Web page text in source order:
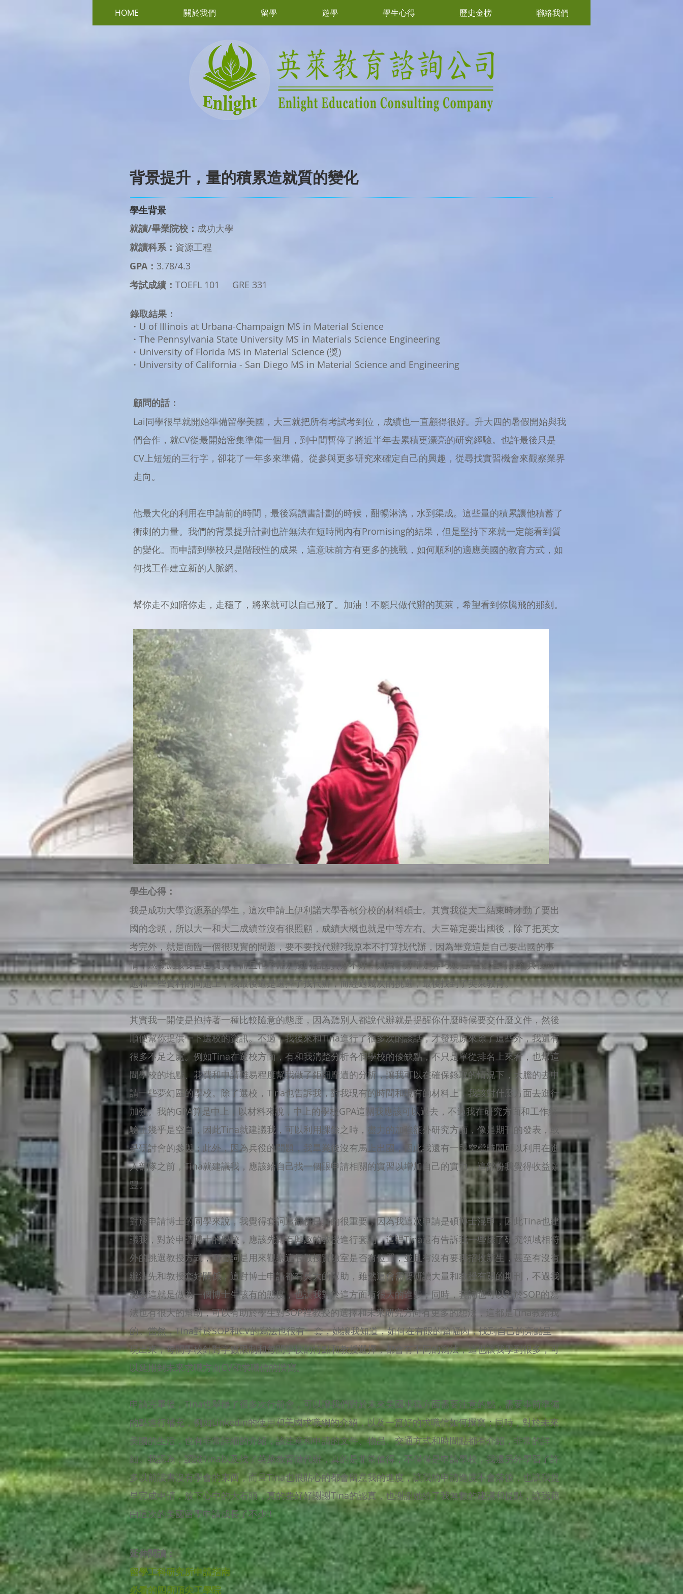
HOME 關於我們 留學 遊學 學生心得 歷史金榜 聯絡我們
背景提升，量的積累造就質的變化
學生背景
就讀/畢業院校： 成功大學
就讀科系： 資源工程
GPA： 3.78/4.3
考試成績： TOEFL 101 GRE 331
錄取結果：
・U of Illinois at Urbana-Champaign MS in Material Science
・The Pennsylvania State University MS in Materials Science Engineering
・University of Florida MS in Material Science (獎)
・University of California - San Diego MS in Material Science and Engineering
顧問的話：
Lai同學很早就開始準備留學美國，大三就把所有考試考到位，成績也一直顧得很好。升大四的暑假開始與我
們合作，就CV從最開始密集準備一個月，到中間暫停了將近半年去累積更漂亮的研究經驗。也許最後只是
CV上短短的三行字，卻花了一年多來準備。從參與更多研究來確定自己的興趣，從尋找實習機會來觀察業界
走向。
他最大化的利用在申請前的時間，最後寫讀書計劃的時候，酣暢淋漓，水到渠成。這些量的積累讓他積蓄了
衝刺的力量。我們的背景提升計劃也許無法在短時間內有Promising的結果，但是堅持下來就一定能看到質
的變化。而申請到學校只是階段性的成果，這意味前方有更多的挑戰，如何順利的適應美國的教育方式，如
何找工作建立新的人脈網。
幫你走不如陪你走，走穩了，將來就可以自己飛了。加油！不願只做代辦的英萊，希望看到你騰飛的那刻。
學生心得：
我是成功大學資源系的學生，這次申請上伊利諾大學香檳分校的材料碩士。其實我從大二結束時才動了要出
國的念頭，所以大一和大二成績並沒有很照顧，成績大概也就是中等左右。大三確定要出國後，除了把英文
考完外，就是面臨一個很現實的問題，要不要找代辦?我原本不打算找代辦，因為畢竟這是自己要出國的事
情，感覺應該要自己負責，而且也不確定找的話品質好不好，如果不好不是弄巧成拙?但是在考慮到兵役問
題和一些資料的問題上，我最後還是選擇了找代辦，而經過幾次的挑選，最後找到了英萊教育。
其實我一開使是抱持著一種比較隨意的態度，因為聽別人都說代辦就是提醒你什麼時候要交什麼文件，然後
順便幫你提供一下選校的資訊。不過，我後來和Tina進行了很多次的談話，才發現原來除了這些外，我還有
很多不足之處。例如Tina在選校方面，有和我清楚分析各個學校的優缺點，不只是單從排名上來看，也幫這
間學校的地點、花費和申請難易程度幫我做了鉅細靡遺的分析，讓我可以在確保錄取的情況下，大膽的去申
請一些夢幻區的學校。除了選校，Tina也告訴我，對我現有的時間和現有的材料上，我該對什麼方面去進行
加強。我的GPA算是中上，以材料來說，中上的學校GPA這關我應該可以過去，不過我在研究方面和工作經
驗上幾乎是空白，因此Tina就建議我，可以利用課餘之時，盡力的加強額外研究方面，像是期刊的發表，或
是研討會的參與；此外，因為兵役的問題，我畢業後沒有馬上出國，因此我還有一段空檔時間可以利用在進
入部隊之前，Tina就建議我，應該給自己找一個跟申請相關的實習以增加自己的實力，這部份我覺得收益頗
豐。
對於申請博士的同學來說，我覺得套詞這部份是真的很重要，因為我這次申請是碩博士混申，因此Tina也建
議我，對於申請博士的學校，應該先對有興趣的教授進行套詞，這裡Tina還有告訴我一些除了研究領域相符
外的挑選教授方式，而套詞是用來觀察這個教授實驗室是否有位置，並且有沒有要再招收新生，甚至有沒有
辦法先和教授套好關係，這對博士申請都有莫大的幫助，雖然這會需要研讀大量和教授有關的期刊，不過我
認為這就是做為一個博士生該有的態度，也讓我對於這方面有很大的進步；同時，套詞也可以對於SOP的寫
法也有很大的幫助，可以有助於學生對SOP裡教授的選擇和未來研究方向有更多的想法，這都是Tina教給我
的。當然，Tina對於SOP和CV的寫法也很有一套，她讓我知道，如何在有限的篇幅內，找到自己的亮點呈
現出來，每間學校針對字數限制和每間學校的特點和教授選擇，都會有不同的寫法，這也讓我學到很多，可
以延用到未來求職方面CV和求職信的撰寫。
申請完畢後，Tina也舉辦了很多次行前會，可以讓我們對於未來美國求職方面需要注意的點，需要事前準備
的點進行補充，例如Linkedin的使用和美國求職網的介紹，以及一篇好的求職信如何撰寫；同時，對於未來
美國的生活，也有非常詳細的介紹，該注意和申請的文件、物品、交通方式和時間點都有介紹，非常的詳
細。我認為，認識Tina以及找了英萊教育做代辦，真的是非常值得，不僅僅是申請學校，我還另外學習了許
多以前讀書沒有學會的東西，而且Tina也很貼心的都會留意我的進度，讓我的申請進度不會落後，也讓我提
早完成申請，放下心中的大石頭，真的要好好謝謝Tina的認真，也謝謝她給了我無數的建議和提點，讓我藉
由這次的美國留學申請成長了不少!!
延伸閱讀：
留學工科研究所申請指南
必看的四所頂尖工學院